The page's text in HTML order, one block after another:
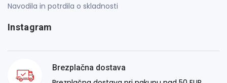
Navodila in potrdila o skladnosti
Instagram
Brezplačna dostava